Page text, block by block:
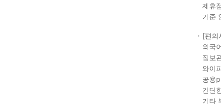
제휴
기준
[편의
외국
짐보
와이
공용
간단
기타